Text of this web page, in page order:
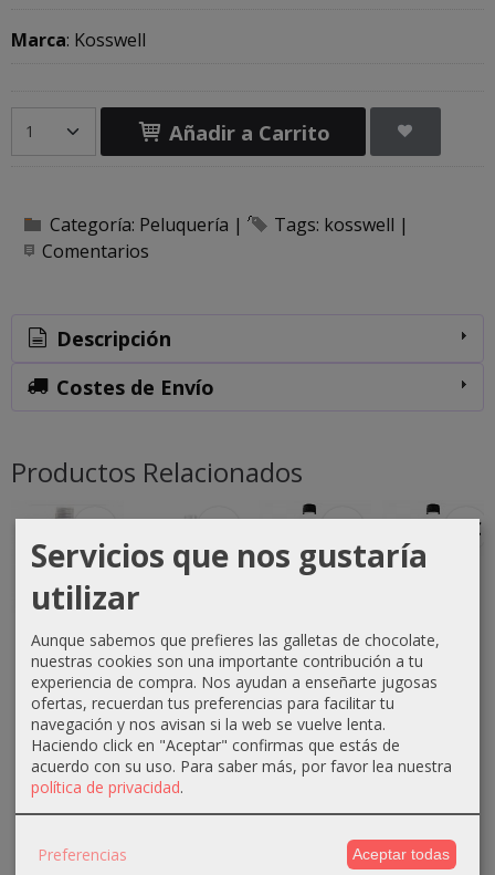
Marca: Kosswell
Añadir a Carrito
Categoría: Peluquería | Tags: kosswell |
Comentarios
Descripción
Costes de Envío
Productos Relacionados
Crema
oxigenada
Techline
1000ml
20...
2,90 €
3,90 €
Crema
oxigenada
Techline
75ml 40...
0,70 €
1,10 €
Crema
oxigenada
Absoluk
1000ml
20...
3,50 €
-3 €
Crema
oxigenada
1000ml
3,50 €
Servicios que nos gustaría
utilizar
Aunque sabemos que prefieres las galletas de chocolate,
nuestras cookies son una importante contribución a tu
experiencia de compra. Nos ayudan a enseñarte jugosas
ofertas, recuerdan tus preferencias para facilitar tu
navegación y nos avisan si la web se vuelve lenta.
Haciendo click en "Aceptar" confirmas que estás de
acuerdo con su uso. Para saber más, por favor lea nuestra
política de privacidad.
Preferencias Aceptar todas